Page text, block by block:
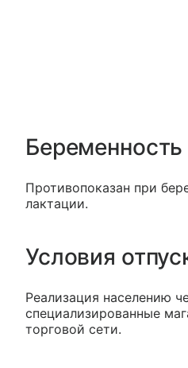
Беременность
Противопоказан при
лактации.
Условия
Реализация населению
специализированные
торговой сети.